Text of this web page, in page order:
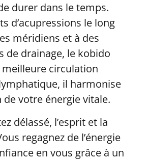
durer dans le temps.
d’acupressions le long
méridiens et à des
de drainage, le kobido
circulation
il harmonise
votre énergie vitale.
délassé, l’esprit et la
regagnez de l’énergie
en vous grâce à un